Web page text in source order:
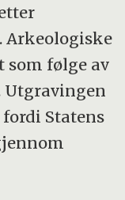
Arkeologiske
som følge av
Statens